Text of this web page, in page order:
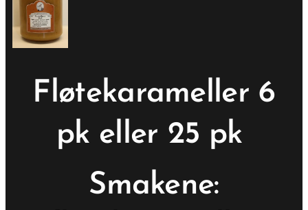
Fløtekarameller 6
pk eller 25 pk
Smakene: